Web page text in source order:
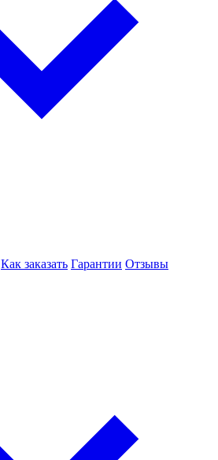
Как заказать Гарантии Отзывы